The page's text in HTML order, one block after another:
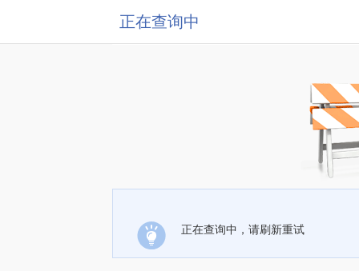
正在查询中
正在查询中，请刷新重试